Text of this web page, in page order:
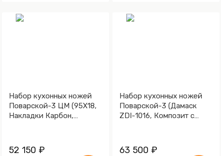
Набор кухонных ножей
Поварской-3 ЦМ (95Х18,
Накладки Карбон,
52 150 ₽
Набор кухонных ножей
Поварской-3 (Дамаск
ZDI-1016, Композит с
Мокумэ-ганэ)
63 500 ₽